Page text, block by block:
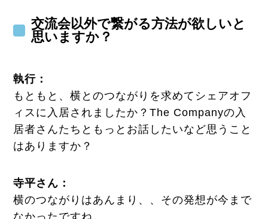
交流会以外で繋がる方法が欲しいと
思いますか？
執行 ：
もともと、横とのつながりを求めてシェアオフ
ィスに入居されましたか？The Companyの入
居者さんたちともっとお話したいなど思うこと
はありますか？
寺平さん：
横のつながりはあんまり、、その発想が今まで